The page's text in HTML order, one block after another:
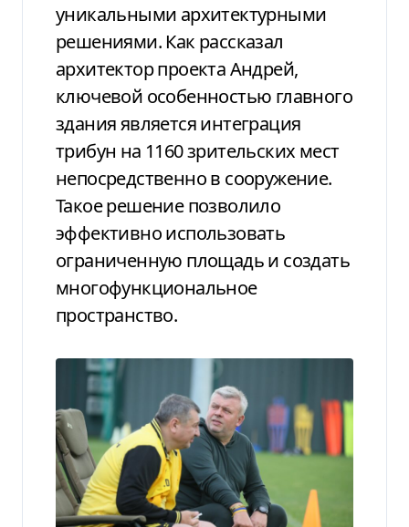
уникальными архитектурными
решениями. Как рассказал
архитектор проекта Андрей,
ключевой особенностью главного
здания является интеграция
трибун на 1160 зрительских мест
непосредственно в сооружение.
Такое решение позволило
эффективно использовать
ограниченную площадь и создать
многофункциональное
пространство.